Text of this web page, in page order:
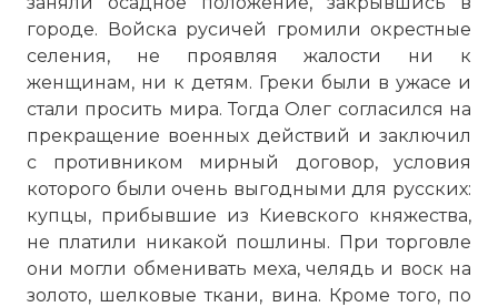
городе. Войска русичей громили окрестные
селения, не проявляя жалости ни к
женщинам, ни к детям. Греки были в ужасе и
стали просить мира. Тогда Олег согласился на
прекращение военных действий и заключил
с противником мирный договор, условия
которого были очень выгодными для русских:
купцы, прибывшие из Киевского княжества,
не платили никакой пошлины. При торговле
они могли обменивать меха, челядь и воск на
золото, шелковые ткани, вина. Кроме того, по